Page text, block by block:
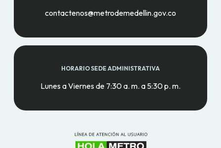
contactenos@metrodemedellin.gov.co
HORARIO SEDE ADMINISTRATIVA
Lunes a Viernes de 7:30 a. m. a 5:30 p. m.